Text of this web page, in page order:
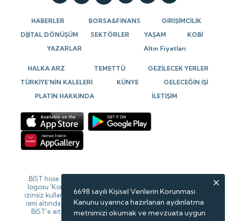
HABERLER BORSA&FİNANS
GİRİŞİMCİLİK
DİJİTAL DÖNÜŞÜM
SEKTÖRLER YAŞAM
KOBİ
YAZARLAR
Altın Fiyatları
HALKA ARZ TEMETTÜ
GEZİLECEK YERLER
TÜRKİYE’NİN KALELERİ
KÜNYE
GELECEĞİN İŞİ
PLATİN HAKKINDA
İLETİŞİM
BİST hisse verileri 15 dk gecikmeli verilerdir. BİST isim ve
logosu 'Koruma Marka Belgesi' altında korunmakta olup
izinsiz kullanılamaz, iktibas edilemez, değiştirilemez. BİST
ismi altında açıklanan tüm bilgilerin telif hakları tamamen
BİST'e ait olup, tekrar yayınlanamaz. Veriler Forinvest
6698 sayılı Kişisel Verilerin Korunması
Kanunu uyarınca hazırlanan aydınlatma
metnimizi okumak ve mevzuata uygun